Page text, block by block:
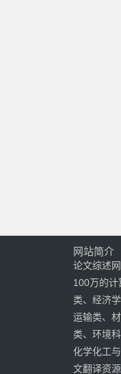
网站简介
论文综述
100万的
类、经济
运输类、
类、环境
化学化工
文翻译资